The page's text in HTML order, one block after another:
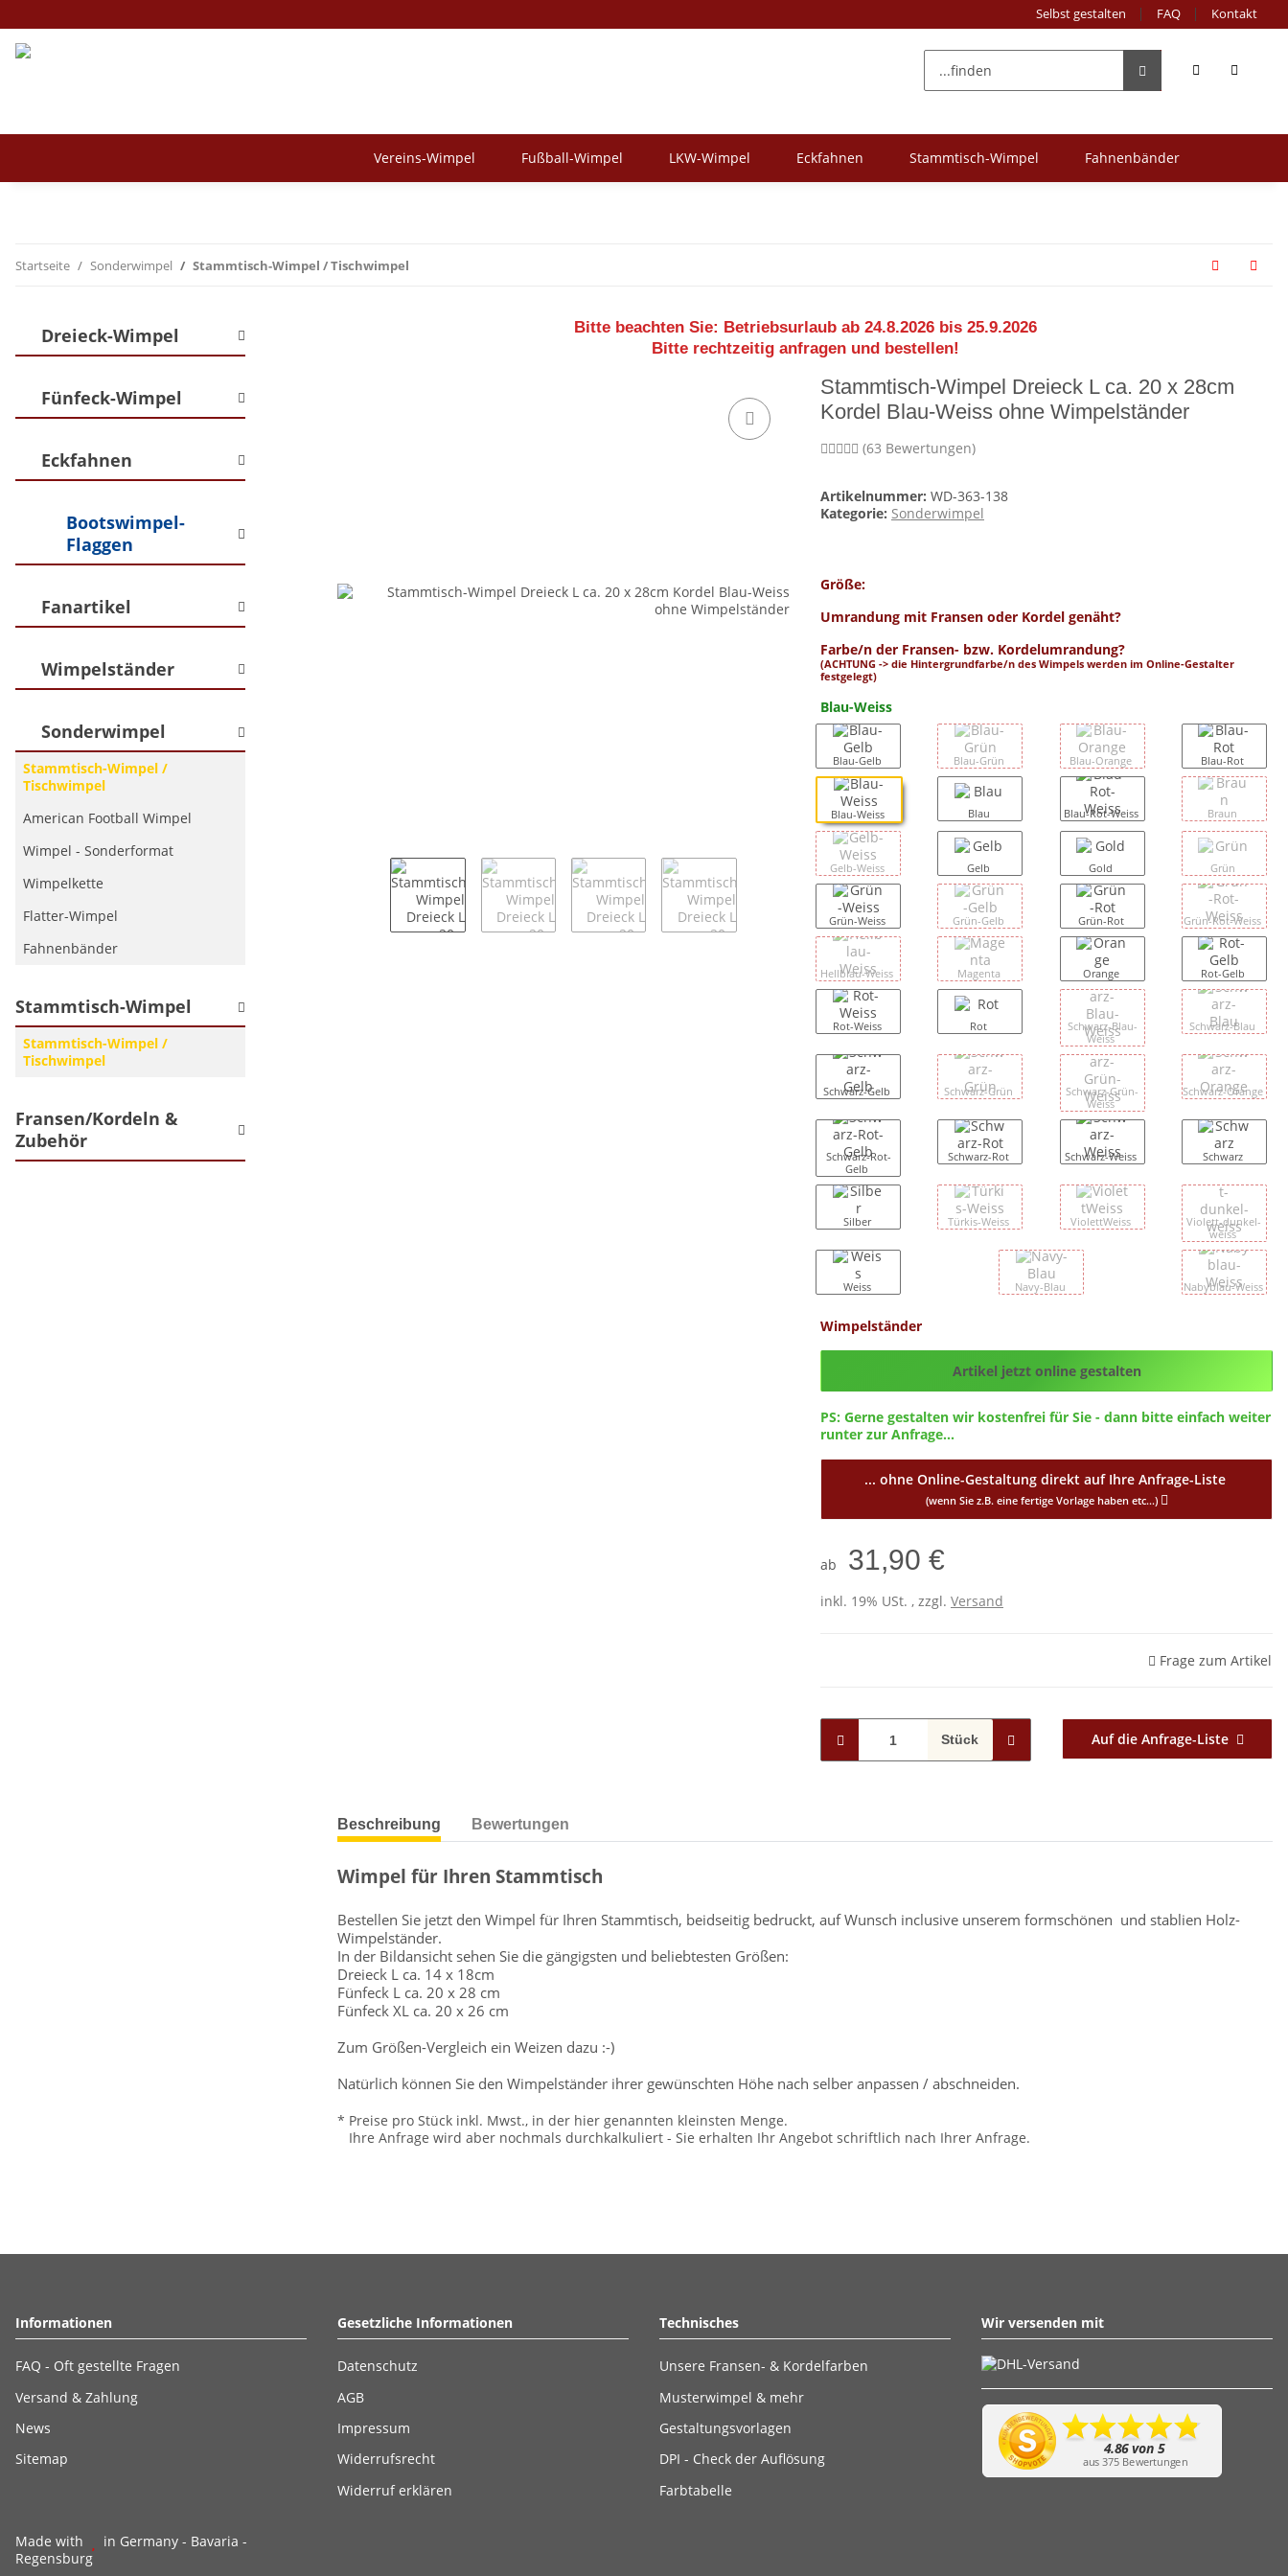
Selbst gestalten FAQ Kontakt
Vereins-Wimpel Fußball-Wimpel LKW-Wimpel Eckfahnen Stammtisch-Wimpel Fahnenbänder
Startseite Sonderwimpel Stammtisch-Wimpel / Tischwimpel
Bitte beachten Sie: Betriebsurlaub ab 24.8.2026 bis 25.9.2026
Bitte rechtzeitig anfragen und bestellen!
Stammtisch-Wimpel Dreieck L ca. 20 x 28cm
Kordel Blau-Weiss ohne Wimpelständer
(63 Bewertungen)
Artikelnummer: WD-363-138
Kategorie: Sonderwimpel
Größe:
Umrandung mit Fransen oder Kordel genäht?
Farbe/n der Fransen- bzw. Kordelumrandung?
(ACHTUNG -> die Hintergrundfarbe/n des Wimpels werden im Online-Gestalter
festgelegt)
Blau-Weiss
Blau-Gelb Blau-Grün Blau-Orange Blau-Rot
Blau-Weiss Blau Blau-Rot-Weiss Braun
Gelb-Weiss Gelb Gold Grün
Grün-Weiss Grün-Gelb Grün-Rot Grün-Rot-Weiss
Hellblau-Weiss Magenta Orange Rot-Gelb
Rot-Weiss Rot
Schwarz-Blau-
Weiss
Schwarz-Blau
Schwarz-Gelb Schwarz-Grün
Schwarz-Grün-
Weiss
Schwarz-Orange
Schwarz-Rot-
Gelb
Schwarz-Rot Schwarz-Weiss Schwarz
Silber Türkis-Weiss ViolettWeiss
Violett-dunkel-
weiss
Weiss Navy-Blau Nabyblau-Weiss
Wimpelständer
Config_ID
Artikel jetzt online gestalten
PS: Gerne gestalten wir kostenfrei für Sie - dann bitte einfach weiter
runter zur Anfrage...
... ohne Online-Gestaltung direkt auf Ihre Anfrage-Liste
(wenn Sie z.B. eine fertige Vorlage haben etc...)
ab 31,90 €
inkl. 19% USt. , zzgl. Versand
Frage zum Artikel
Stück Auf die Anfrage-Liste
Beschreibung Bewertungen
Wimpel für Ihren Stammtisch
Bestellen Sie jetzt den Wimpel für Ihren Stammtisch, beidseitig bedruckt, auf Wunsch inclusive unserem formschönen und stablien Holz-
Wimpelständer.
In der Bildansicht sehen Sie die gängigsten und beliebtesten Größen:
Dreieck L ca. 14 x 18cm
Fünfeck L ca. 20 x 28 cm
Fünfeck XL ca. 20 x 26 cm
Zum Größen-Vergleich ein Weizen dazu :-)
Natürlich können Sie den Wimpelständer ihrer gewünschten Höhe nach selber anpassen / abschneiden.
* Preise pro Stück inkl. Mwst., in der hier genannten kleinsten Menge.
Ihre Anfrage wird aber nochmals durchkalkuliert - Sie erhalten Ihr Angebot schriftlich nach Ihrer Anfrage.
Dreieck-Wimpel
Fünfeck-Wimpel
Eckfahnen
Bootswimpel-
Flaggen
Fanartikel
Wimpelständer
Sonderwimpel
Stammtisch-Wimpel /
Tischwimpel
American Football Wimpel
Wimpel - Sonderformat
Wimpelkette
Flatter-Wimpel
Fahnenbänder
Stammtisch-Wimpel
Stammtisch-Wimpel /
Tischwimpel
Fransen/Kordeln &
Zubehör
Informationen
FAQ - Oft gestellte Fragen
Versand & Zahlung
News
Sitemap
Gesetzliche Informationen
Datenschutz
AGB
Impressum
Widerrufsrecht
Widerruf erklären
Technisches
Unsere Fransen- & Kordelfarben
Musterwimpel & mehr
Gestaltungsvorlagen
DPI - Check der Auflösung
Farbtabelle
Wir versenden mit
Made with
in Germany - Bavaria -
Regensburg